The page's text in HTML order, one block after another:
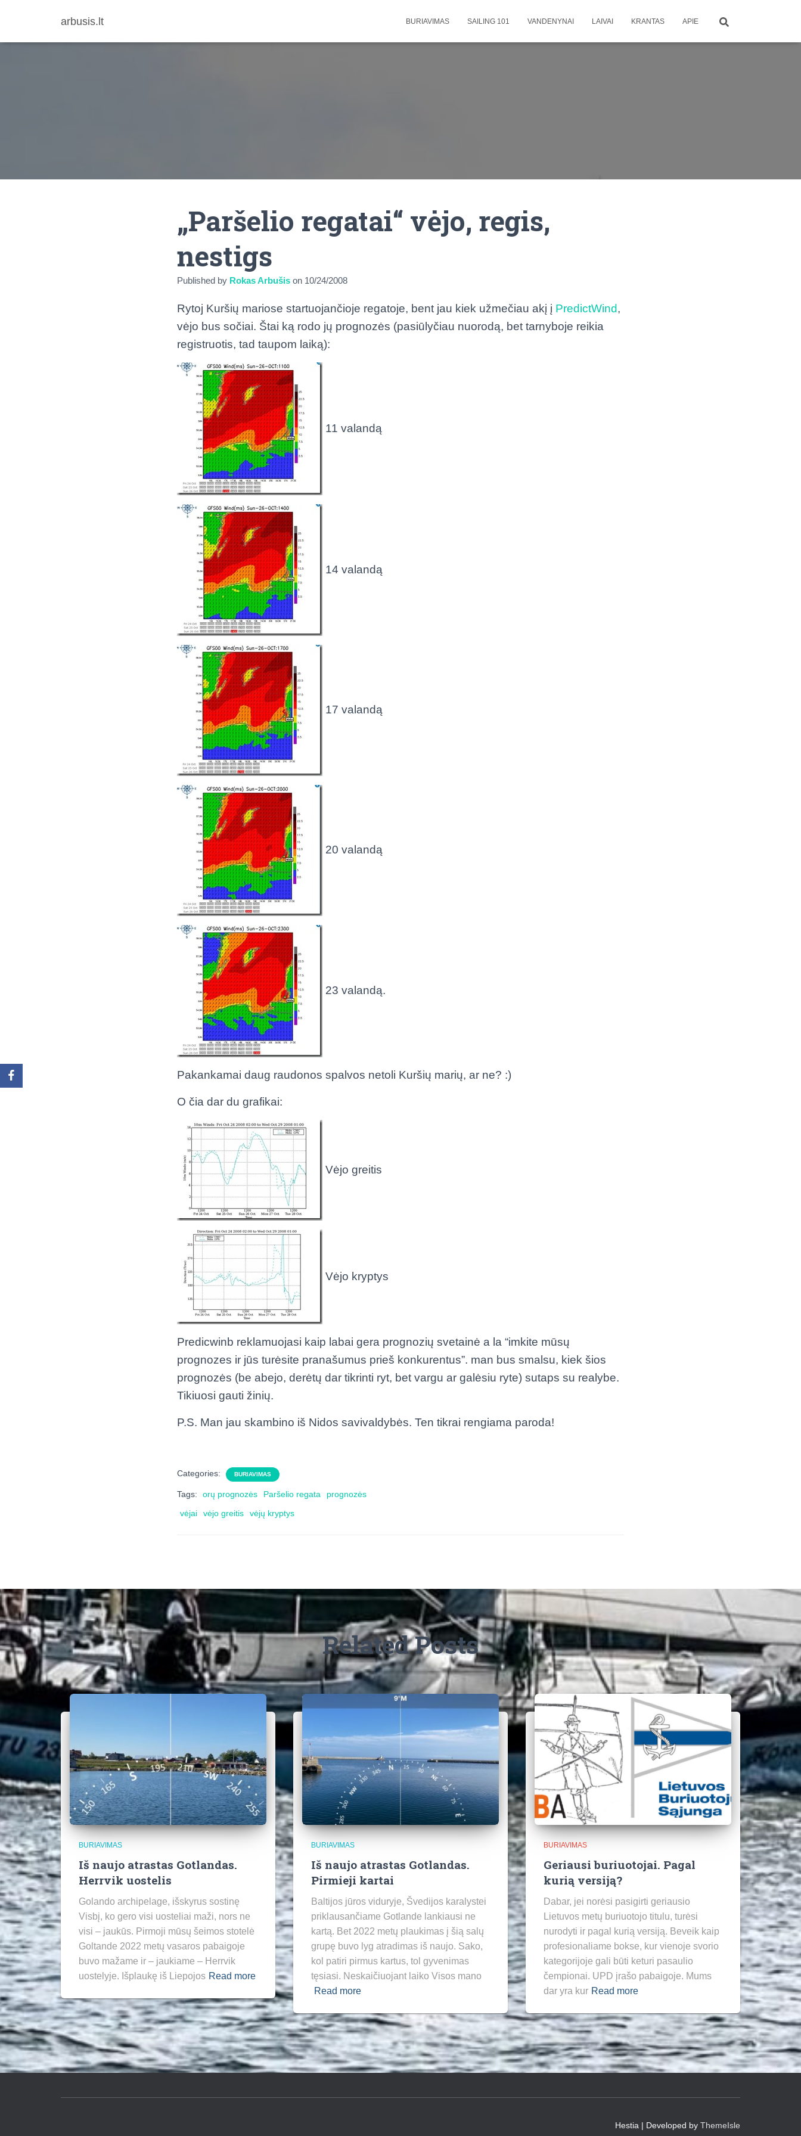
arbusis.lt BURIAVIMAS SAILING 101 VANDENYNAI LAIVAI KRANTAS APIE
„Paršelio regatai“ vėjo, regis,
nestigs
Published by Rokas Arbušis on 10/24/2008
Rytoj Kuršių mariose startuojančioje regatoje, bent jau kiek užmečiau akį į PredictWind,
vėjo bus sočiai. Štai ką rodo jų prognozės (pasiūlyčiau nuorodą, bet tarnyboje reikia
registruotis, tad taupom laiką):
11 valandą
14 valandą
17 valandą
20 valandą
23 valandą.
Pakankamai daug raudonos spalvos netoli Kuršių marių, ar ne? :)
O čia dar du grafikai:
Vėjo greitis
Vėjo kryptys
Predicwinb reklamuojasi kaip labai gera prognozių svetainė a la “imkite mūsų
prognozes ir jūs turėsite pranašumus prieš konkurentus”. man bus smalsu, kiek šios
prognozės (be abejo, derėtų dar tikrinti ryt, bet vargu ar galėsiu ryte) sutaps su realybe.
Tikiuosi gauti žinių.
P.S. Man jau skambino iš Nidos savivaldybės. Ten tikrai rengiama paroda!
Categories: BURIAVIMAS
Tags: orų prognozės Paršelio regata
prognozės
vėjai
vėjo greitis vėjų kryptys
Related Posts
BURIAVIMAS
Iš naujo atrastas Gotlandas.
Herrvik uostelis
Golando archipelage, išskyrus sostinę
Visbį, ko gero visi uosteliai maži, nors ne
visi – jaukūs. Pirmoji mūsų šeimos stotelė
Goltande 2022 metų vasaros pabaigoje
buvo mažame ir – jaukiame – Herrvik
uostelyje. Išplaukę iš Liepojos Read more
BURIAVIMAS
Iš naujo atrastas Gotlandas.
Pirmieji kartai
Baltijos jūros viduryje, Švedijos karalystei
priklausančiame Gotlande lankiausi ne
kartą. Bet 2022 metų plaukimas į šią salų
grupę buvo lyg atradimas iš naujo. Sako,
kol patiri pirmus kartus, tol gyvenimas
tęsiasi. Neskaičiuojant laiko Visos mano
Read more
BURIAVIMAS
Geriausi buriuotojai. Pagal
kurią versiją?
Dabar, jei norėsi pasigirti geriausio
Lietuvos metų buriuotojo titulu, turėsi
nurodyti ir pagal kurią versiją. Beveik kaip
profesionaliame bokse, kur vienoje svorio
kategorijoje gali būti keturi pasaulio
čempionai. UPD įrašo pabaigoje. Mums
dar yra kur Read more
Hestia | Developed by ThemeIsle